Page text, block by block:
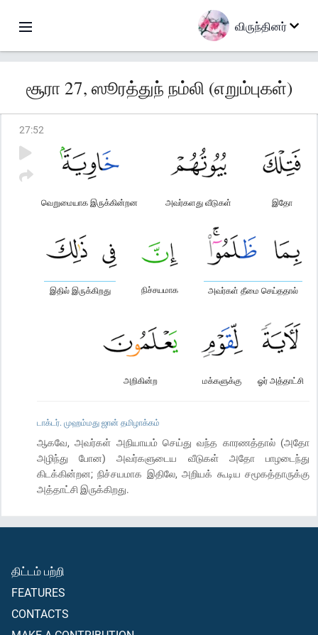
விருந்தினர்
சூரா 27, ஸூரத்துந் நம்லி (எறும்புகள்)
27:52
இதோ
அவர்களது வீடுகள்
வெறுமையாக இருக்கின்றன
அவர்கள் தீமை செய்ததால்
நிச்சயமாக
இதில் இருக்கிறது
ஓர் அத்தாட்சி
மக்களுக்கு
அறிகின்ற
டாக்டர். முஹம்மது ஜான் தமிழாக்கம்
ஆகவே, அவர்கள் அநியாயம் செய்து வந்த காரணத்தால் (அதோ
அழிந்து போன) அவர்களுடைய வீடுகள் அதோ பாழடைந்து
கிடக்கின்றன; நிச்சயமாக இதிலே, அறியக் கூடிய சமூகத்தாருக்கு
அத்தாட்சி இருக்கிறது.
திட்டம் பற்றி
FEATURES
CONTACTS